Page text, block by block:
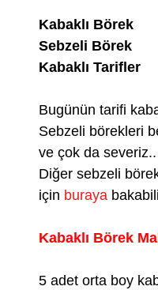
Kabaklı Börek
Sebzeli Börek
Kabaklı Tarifler
Bugünün tarifi
Sebzeli börekleri
ve çok da severiz..
Diğer sebzeli
için buraya
Kabaklı Börek
5 adet orta boy